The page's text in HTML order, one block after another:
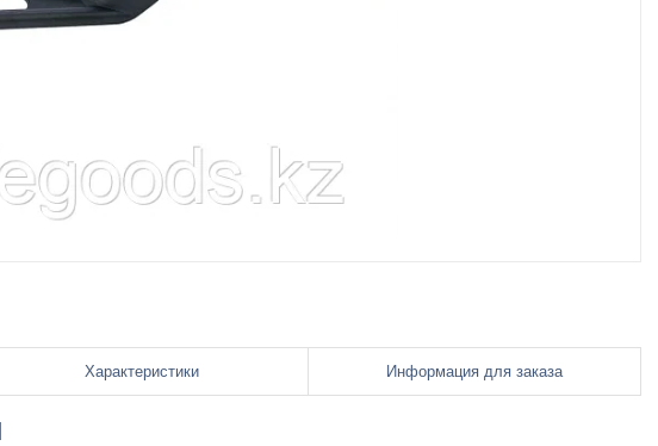
Характеристики Информация для заказа